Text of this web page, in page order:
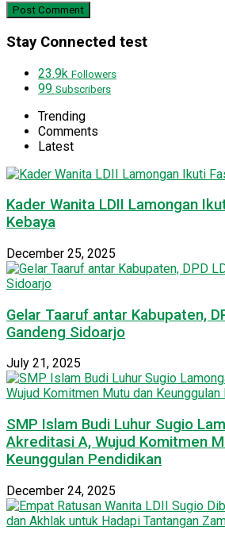
Stay Connected test
23.9k Followers
99 Subscribers
Trending
Comments
Latest
Kader Wanita LDII Lamongan
Kebaya
December 25, 2025
Gelar Taaruf antar Kabupaten,
Gandeng Sidoarjo
July 21, 2025
SMP Islam Budi Luhur Sugio
Akreditasi A, Wujud Komitmen
Keunggulan Pendidikan
December 24, 2025